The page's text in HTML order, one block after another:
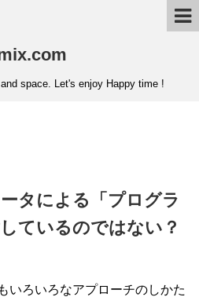
space. Let's enjoy Happy time !
タによる「プログラ
ているのではない？
いろいろなアプローチのしかた